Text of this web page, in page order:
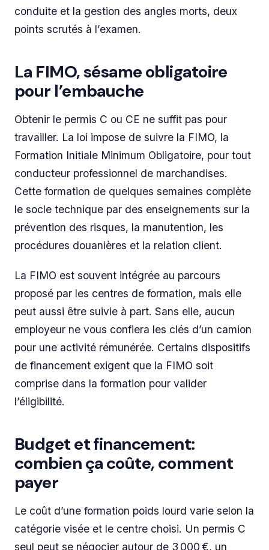
conduite et la gestion des angles morts, deux
points scrutés à l’examen.
La FIMO, sésame obligatoire
pour l’embauche
Obtenir le permis C ou CE ne suffit pas pour
travailler. La loi impose de suivre la FIMO, la
Formation Initiale Minimum Obligatoire, pour tout
conducteur professionnel de marchandises.
Cette formation de quelques semaines complète
le socle technique par des enseignements sur la
prévention des risques, la manutention, les
procédures douanières et la relation client.
La FIMO est souvent intégrée au parcours
proposé par les centres de formation, mais elle
peut aussi être suivie à part. Sans elle, aucun
employeur ne vous confiera les clés d’un camion
pour une activité rémunérée. Certains dispositifs
de financement exigent que la FIMO soit
comprise dans la formation pour valider
l’éligibilité.
Budget et financement:
combien ça coûte, comment
payer
Le coût d’une formation poids lourd varie selon la
catégorie visée et le centre choisi. Un permis C
seul peut se négocier autour de 3 000 €, un